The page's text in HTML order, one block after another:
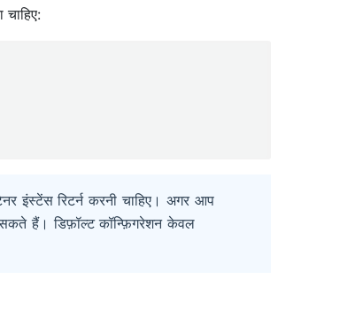
रिटर्न करनी चाहिए। अगर आप
हैं। डिफ़ॉल्ट कॉन्फ़िगरेशन केवल